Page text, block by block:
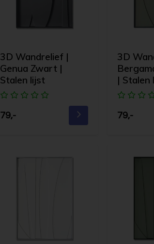
3D Wandrelief |
Genua Zwart |
Stalen lijst
79,-
3D
| Stalen
79,-